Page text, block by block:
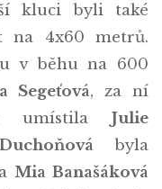
kluci byli také
na 4x60 metrů.
v běhu na 600
Segeťová, za ní
umístila Julie
byla
Mia Banašáková